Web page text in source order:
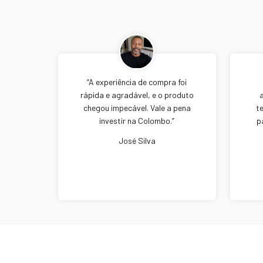
“A experiência de compra foi
rápida e agradável, e o produto
chegou impecável. Vale a pena
investir na Colombo.”
José Silva